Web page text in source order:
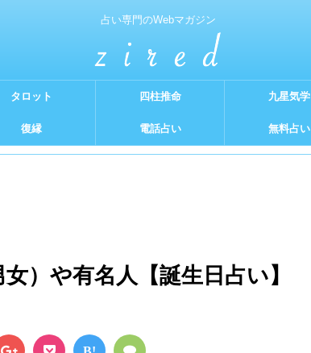
占い専門のWebマガジン
タロット 四柱推命 九星気学
復縁 電話占い 無料占い
）や有名人【誕生日占い】